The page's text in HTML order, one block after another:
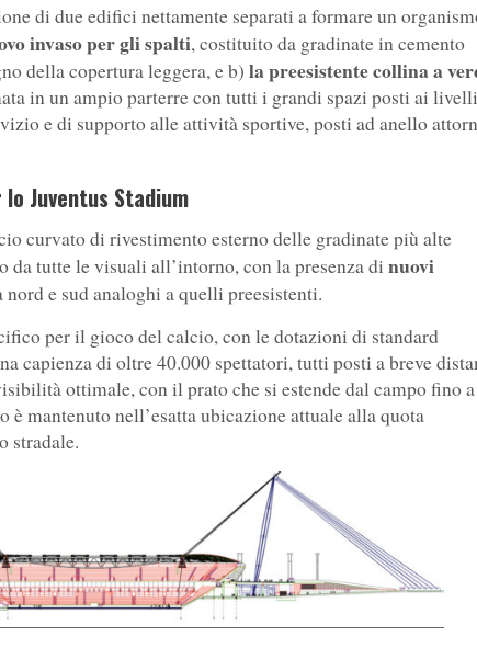
di due edifici nettamente separati a formare un
invaso per gli spalti, costituito da gradinate in cemento
della copertura leggera, e b) la preesistente collina a
in un ampio parterre con tutti i grandi spazi posti ai livelli
e di supporto alle attività sportive, posti ad anello
Juventus Stadium
curvato di rivestimento esterno delle gradinate più alte
da tutte le visuali all’intorno, con la presenza di nuovi
e sud analoghi a quelli preesistenti.
per il gioco del calcio, con le dotazioni di standard
capienza di oltre 40.000 spettatori, tutti posti a breve
ottimale, con il prato che si estende dal campo fino a
mantenuto nell’esatta ubicazione attuale alla quota
stradale.